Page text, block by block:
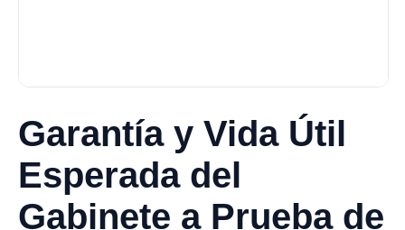
Garantía y Vida Útil
Esperada del
Gabinete a Prueba de